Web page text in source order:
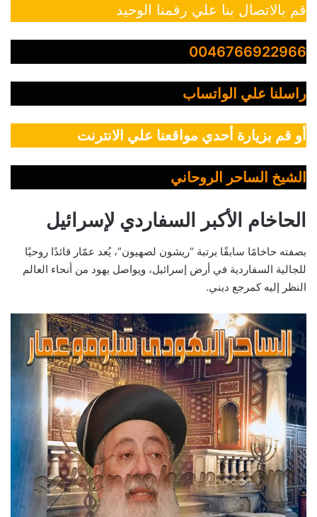
قم بالاتصال بنا علي رقمنا الوحيد
0046766922966
راسلنا علي الواتساب
أو قم بزيارة أحدي مواقعنا علي الانترنت
الشيخ الساحر الروحاني
الحاخام الأكبر السفاردي لإسرائيل
بصفته حاخامًا سابقًا برتبة “ريشون لصهيون”، يُعد عمّار قائدًا روحيًا
للجالية السفاردية في أرض إسرائيل، ويواصل يهود من أنحاء العالم
النظر إليه كمرجع ديني.